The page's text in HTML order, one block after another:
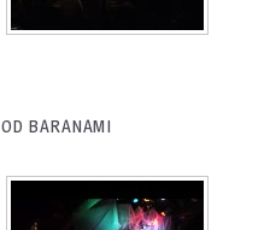
BARANAMI